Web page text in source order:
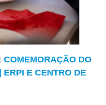
COMEMORAÇÃO DO
E CENTRO DE